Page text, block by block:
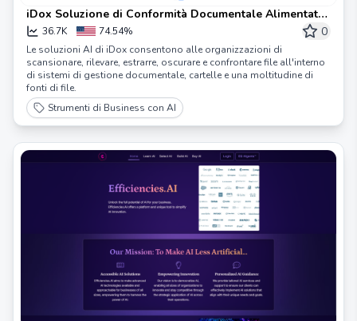
iDox Soluzione di Conformità Documentale Alimentata
da AI | iDox.ai
36.7K 74.54% 0
Le soluzioni AI di iDox consentono alle organizzazioni di
scansionare, rilevare, estrarre, oscurare e confrontare file all'interno
di sistemi di gestione documentale, cartelle e una moltitudine di
fonti di file.
Strumenti di Business con AI